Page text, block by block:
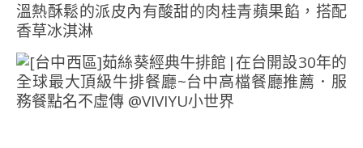
溫熱酥鬆的派皮內有酸甜的肉桂青蘋果餡，搭配
香草冰淇淋